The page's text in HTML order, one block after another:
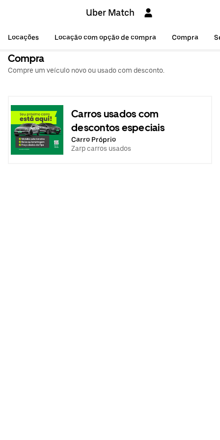
Uber Match
Locações Locação com opção de compra Compra
Compra
Compre um veículo novo ou usado com desconto.
Carros usados com
descontos especiais
Carro Próprio
Zarp carros usados